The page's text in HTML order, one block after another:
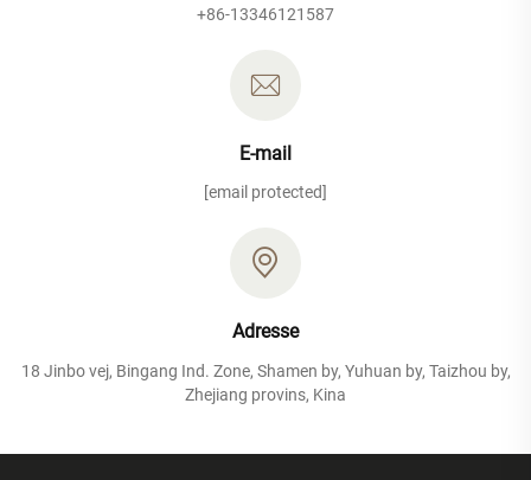
+86-13346121587
E-mail
[email protected]
Adresse
18 Jinbo vej, Bingang Ind. Zone, Shamen by, Yuhuan by, Taizhou by,
Zhejiang provins, Kina